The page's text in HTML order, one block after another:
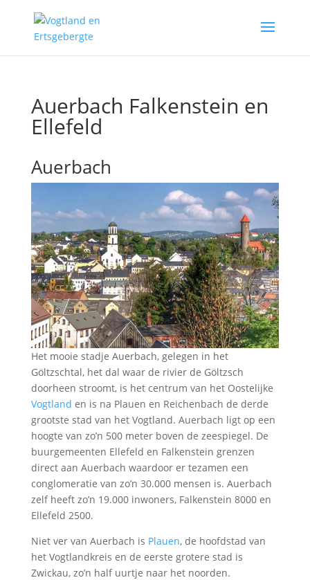
Auerbach Falkenstein en
Ellefeld
Auerbach
Het mooie stadje Auerbach, gelegen in het
Göltzschtal, het dal waar de rivier de Göltzsch
doorheen stroomt, is het centrum van het Oostelijke
Vogtland en is na Plauen en Reichenbach de derde
grootste stad van het Vogtland. Auerbach ligt op een
hoogte van zo’n 500 meter boven de zeespiegel. De
buurgemeenten Ellefeld en Falkenstein grenzen
direct aan Auerbach waardoor er tezamen een
conglomeratie van zo’n 30.000 mensen is. Auerbach
zelf heeft zo’n 19.000 inwoners, Falkenstein 8000 en
Ellefeld 2500.
Niet ver van Auerbach is Plauen, de hoofdstad van
het Vogtlandkreis en de eerste grotere stad is
Zwickau, zo’n half uurtje naar het noorden.